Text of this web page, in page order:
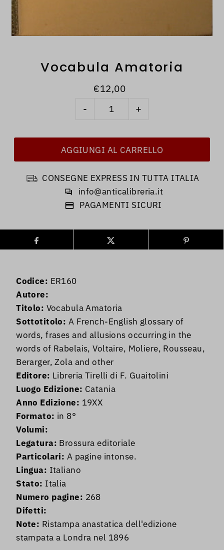
Vocabula Amatoria
€12,00
- +
CONSEGNE EXPRESS IN TUTTA ITALIA
info@anticalibreria.it
PAGAMENTI SICURI
Codice: ER160
Autore:
Titolo: Vocabula Amatoria
Sottotitolo: A French-English glossary of
words, frases and allusions occurring in the
words of Rabelais, Voltaire, Moliere, Rousseau,
Berarger, Zola and other
Editore: Libreria Tirelli di F. Guaitolini
Luogo Edizione: Catania
Anno Edizione: 19XX
Formato: in 8°
Volumi:
Legatura: Brossura editoriale
Particolari: A pagine intonse.
Lingua: Italiano
Stato: Italia
Numero pagine: 268
Difetti:
Note: Ristampa anastatica dell'edizione
stampata a Londra nel 1896